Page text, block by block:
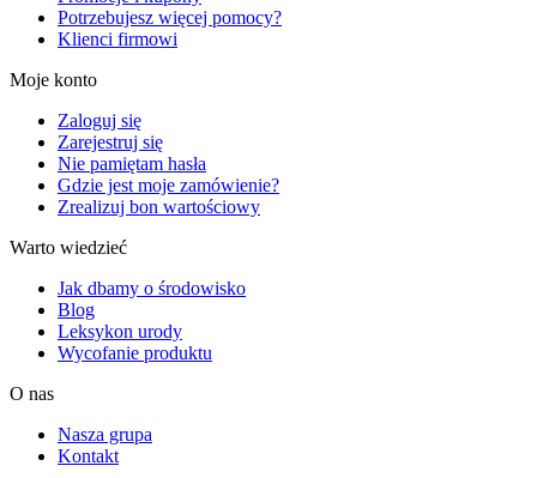
Potrzebujesz więcej pomocy?
Klienci firmowi
Moje konto
Zaloguj się
Zarejestruj się
Nie pamiętam hasła
Gdzie jest moje zamówienie?
Zrealizuj bon wartościowy
Warto wiedzieć
Jak dbamy o środowisko
Blog
Leksykon urody
Wycofanie produktu
O nas
Nasza grupa
Kontakt